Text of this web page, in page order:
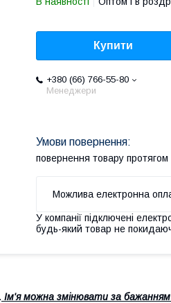
Купити
+380 (66) 766-55-80
Менеджери
повернення товару протягом
У компанії підключені
будь-який товар не
Ім'я можна змінювати за